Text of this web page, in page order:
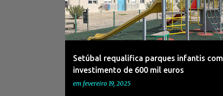
s
a
g
Setúbal requalifica parques infantis com
investimento de 600 mil euros
em fevereiro 19, 2025